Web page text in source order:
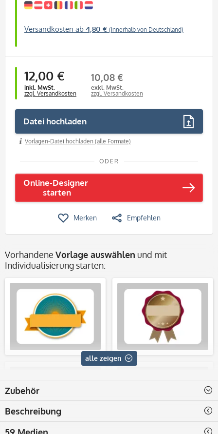
Versandkosten ab 4,80 € (innerhalb von Deutschland)
12,00 €
inkl. MwSt.
zzgl. Versandkosten
10,08 €
exkl. MwSt.
zzgl. Versandkosten
Datei hochladen
Vorlagen-Datei hochladen (alle Formate)
ODER
Online-Designer
starten
Merken Empfehlen
Vorhandene Vorlage auswählen und mit
Individualisierung starten:
alle zeigen
Zubehör
Beschreibung
59 Medien